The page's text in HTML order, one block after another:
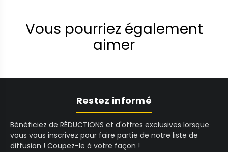
Vous pourriez également
aimer
Restez informé
Bénéficiez de RÉDUCTIONS et d'offres exclusives lorsque
vous vous inscrivez pour faire partie de notre liste de
diffusion ! Coupez-le à votre façon !